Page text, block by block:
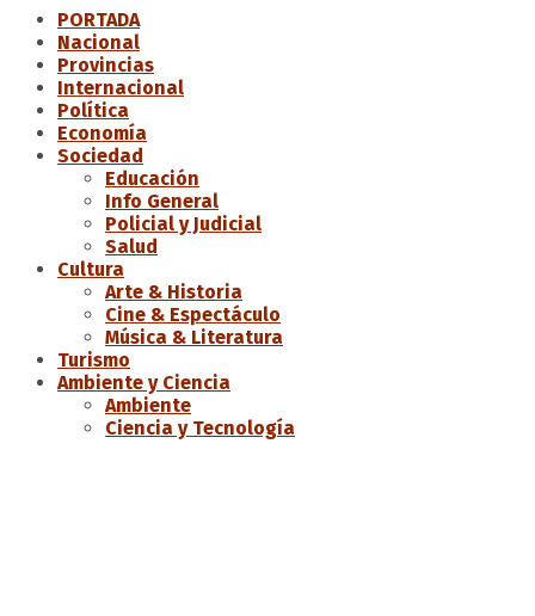
PORTADA
Nacional
Provincias
Internacional
Política
Economía
Sociedad
Educación
Info General
Policial y Judicial
Salud
Cultura
Arte & Historia
Cine & Espectáculo
Música & Literatura
Turismo
Ambiente y Ciencia
Ambiente
Ciencia y Tecnología